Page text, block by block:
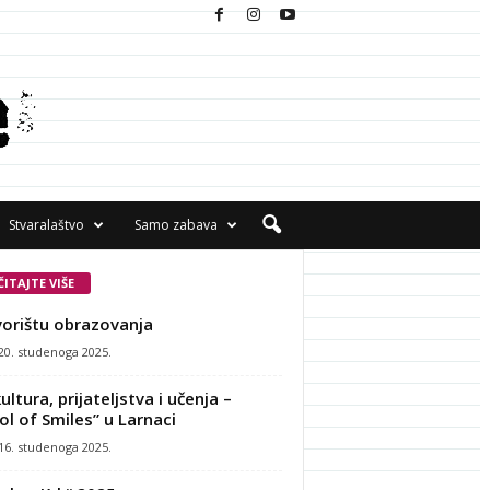
Stvaralaštvo Samo zabava
VIŠE
obrazovanja
studenoga 2025.
prijateljstva i učenja –
of Smiles” u Larnaci
16. studenoga 2025.